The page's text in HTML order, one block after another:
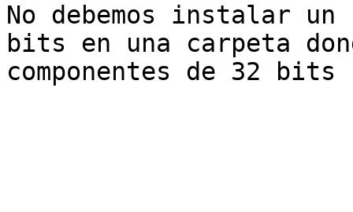
No debemos instalar un
bits en una carpeta